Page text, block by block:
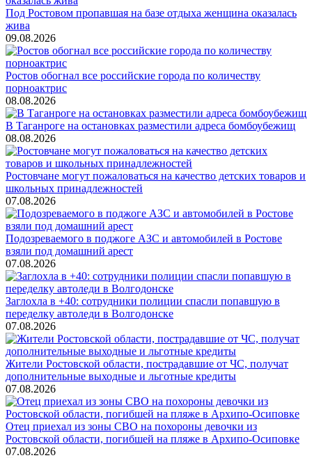
Под Ростовом пропавшая на базе отдыха женщина оказалась
жива
09.08.2026
Ростов обогнал все российские города по количеству
порноактрис
08.08.2026
В Таганроге на остановках разместили адреса бомбоубежищ
08.08.2026
Ростовчане могут пожаловаться на качество детских товаров и
школьных принадлежностей
07.08.2026
Подозреваемого в поджоге АЗС и автомобилей в Ростове
взяли под домашний арест
07.08.2026
Заглохла в +40: сотрудники полиции спасли попавшую в
переделку автоледи в Волгодонске
07.08.2026
Жители Ростовской области, пострадавшие от ЧС, получат
дополнительные выходные и льготные кредиты
07.08.2026
Отец приехал из зоны СВО на похороны девочки из
Ростовской области, погибшей на пляже в Архипо-Осиповке
07.08.2026